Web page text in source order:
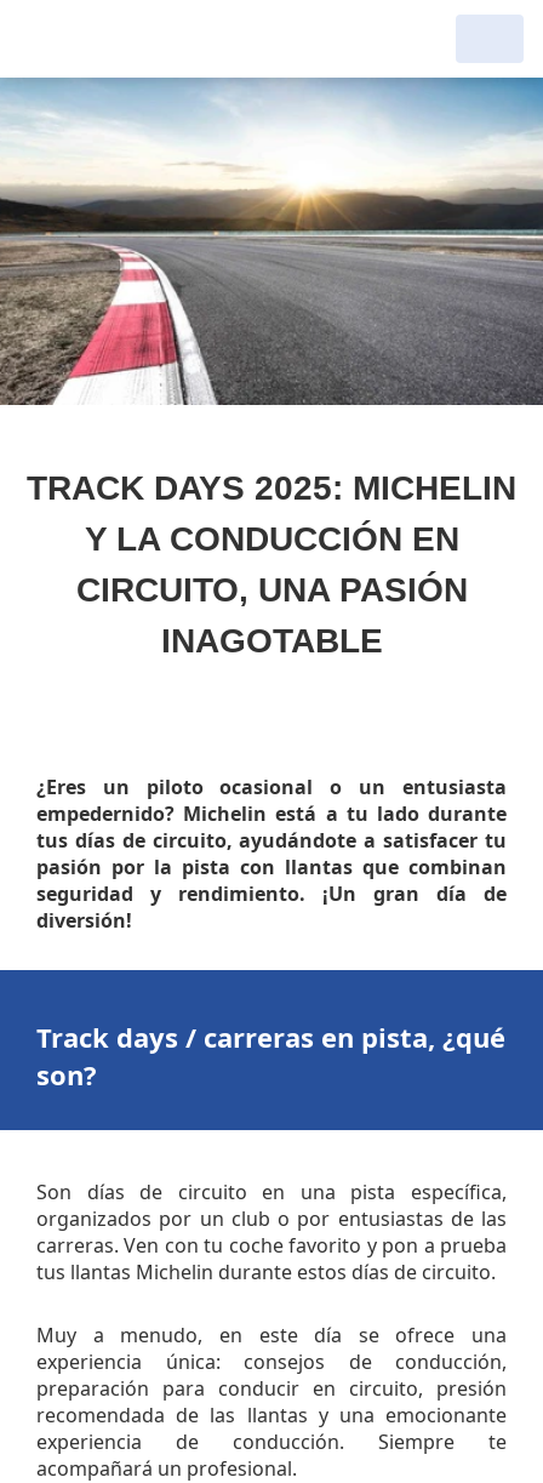
TRACK DAYS 2025: MICHELIN
Y LA CONDUCCIÓN EN
CIRCUITO, UNA PASIÓN
INAGOTABLE
¿Eres un piloto ocasional o un entusiasta
empedernido? Michelin está a tu lado durante
tus días de circuito, ayudándote a satisfacer tu
pasión por la pista con llantas que combinan
seguridad y rendimiento. ¡Un gran día de
diversión!
Track days / carreras en pista, ¿qué
son?
Son días de circuito en una pista específica,
organizados por un club o por entusiastas de las
carreras. Ven con tu coche favorito y pon a prueba
tus llantas Michelin durante estos días de circuito.
Muy a menudo, en este día se ofrece una
experiencia única: consejos de conducción,
preparación para conducir en circuito, presión
recomendada de las llantas y una emocionante
experiencia de conducción. Siempre te
acompañará un profesional.